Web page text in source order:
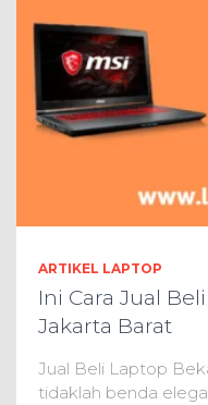
ARTIKEL LAPTOP
Ini Cara Jual
Jakarta Barat
Jual Beli Laptop
tidaklah benda